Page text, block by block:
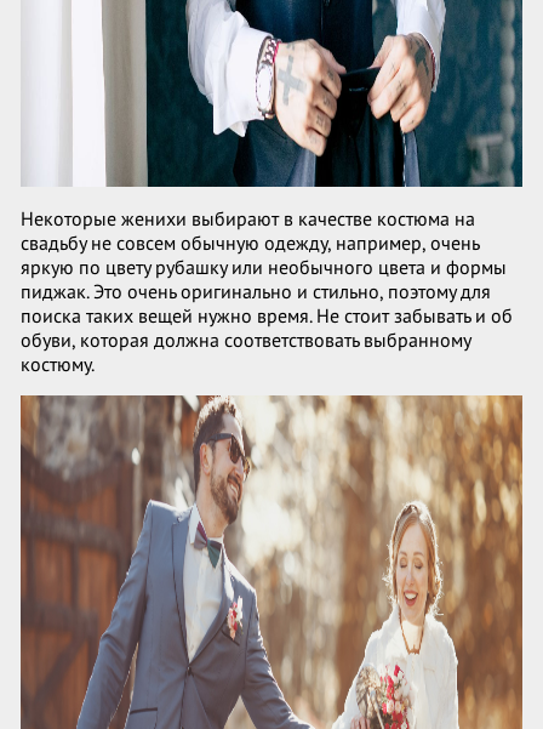
Некоторые женихи выбирают в качестве костюма на
свадьбу не совсем обычную одежду, например, очень
яркую по цвету рубашку или необычного цвета и формы
пиджак. Это очень оригинально и стильно, поэтому для
поиска таких вещей нужно время. Не стоит забывать и об
обуви, которая должна соответствовать выбранному
костюму.